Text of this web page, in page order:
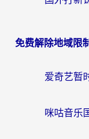
免费解除地域限